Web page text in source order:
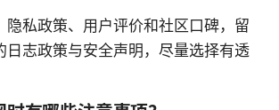
隐私政策、用户评价和社区口碑，留
日志政策与安全声明，尽量选择有透